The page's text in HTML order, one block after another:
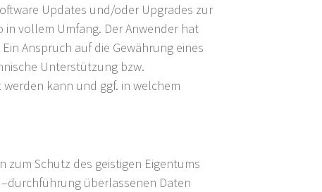
Updates und/oder Upgrades zur
vollem Umfang. Der Anwender hat
Anspruch auf die Gewährung eines
Unterstützung bzw.
kann und ggf. in welchem
Schutz des geistigen Eigentums
überlassenen Daten